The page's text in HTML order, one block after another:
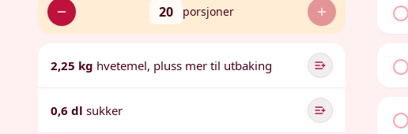
20 porsjoner
2,25 kg hvetemel, pluss mer til utbaking
0,6 dl sukker